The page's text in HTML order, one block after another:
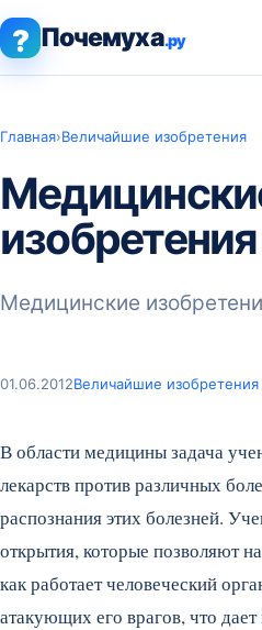
? Почемуха.ру
Главная›Величайшие изобретения
изобретения
Медицинские
01.06.2012Величайшие изобретения
В области медицины задача
лекарств против различных
распознания этих болезней.
открытия, которые позволяют
как работает человеческий
атакующих его врагов, что